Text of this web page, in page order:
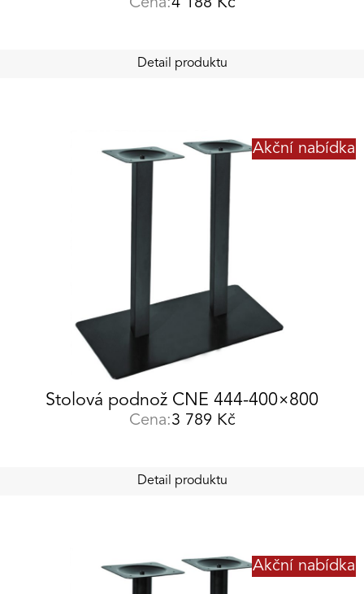
Cena:4 188 Kč
Detail produktu
Akční nabídka
Stolová podnož CNE 444-400×800
Cena:3 789 Kč
Detail produktu
Akční nabídka